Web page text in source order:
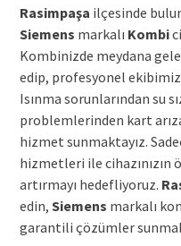
Rasimpaşa ilçesinde
Siemens markalı Kombi
Kombinizde meydana
edip, profesyonel
Isınma sorunlarından su
problemlerinden kart
hizmet sunmaktayız.
hizmetleri ile cihazınızın
artırmayı hedefliyoruz.
edin, Siemens markalı
garantili çözümler